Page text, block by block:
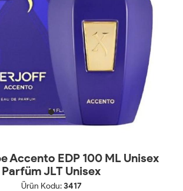
Accento EDP 100 ML Unisex
Parfüm JLT Unisex
Ürün Kodu:3417